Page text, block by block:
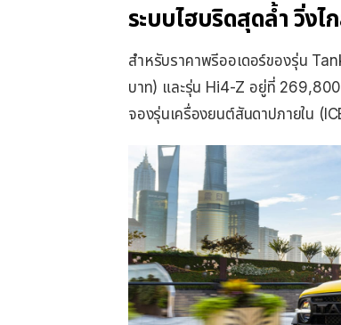
ระบบไฮบริดสุดล้ำ วิ่งไ
สำหรับราคาพรีออเดอร์ของรุ่น
บาท) และรุ่น Hi4-Z อยู่ที่
จองรุ่นเครื่องยนต์สันดาปภายใน